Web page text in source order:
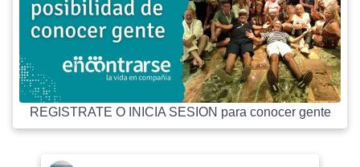
REGISTRATE O INICIA SESION para conocer gente